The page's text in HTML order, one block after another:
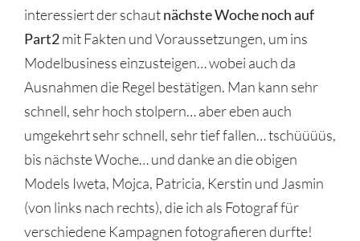
interessiert der schautnächste Woche noch auf
Part2mit Fakten und Voraussetzungen, um ins
Modelbusiness einzusteigen… wobei auch da
Ausnahmen die Regel bestätigen. Man kann sehr
schnell, sehr hoch stolpern… aber eben auch
umgekehrt sehr schnell, sehr tief fallen… tschüüüüs,
bis nächste Woche… und danke an die obigen
Models Iweta, Mojca, Patricia, Kerstin und Jasmin
(von links nach rechts), die ich als Fotograf für
verschiedene Kampagnen fotografieren durfte!